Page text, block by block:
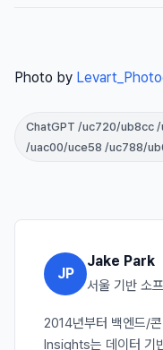
Photo by
ChatGPT /uc720/ub8cc
/uac00/uce58 /uc788/
JP
Jake Park
서울 기반 소
2014년부터 백엔드/
Insights는 데이터 기